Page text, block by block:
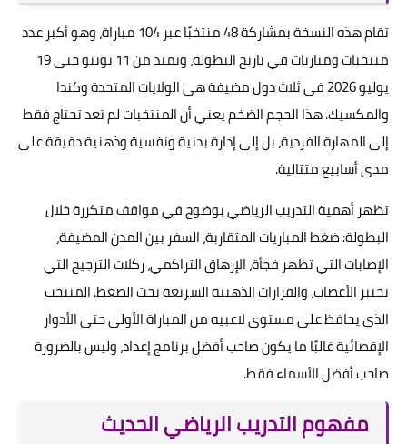
تقام هذه النسخة بمشاركة 48 منتخبًا عبر 104 مباراة، وهو أكبر عدد
منتخبات ومباريات في تاريخ البطولة، وتمتد من 11 يونيو حتى 19
يوليو 2026 في ثلاث دول مضيفة هي الولايات المتحدة وكندا
والمكسيك. هذا الحجم الضخم يعني أن المنتخبات لم تعد تحتاج فقط
إلى المهارة الفردية، بل إلى إدارة بدنية ونفسية وذهنية دقيقة على
مدى أسابيع متتالية.
تظهر أهمية التدريب الرياضي بوضوح في مواقف متكررة خلال
البطولة: ضغط المباريات المتقاربة، السفر بين المدن المضيفة،
الإصابات التي تظهر فجأة، الإرهاق التراكمي، ركلات الترجيح التي
تختبر الأعصاب، والقرارات الذهنية السريعة تحت الضغط. المنتخب
الذي يحافظ على مستوى لاعبيه من المباراة الأولى حتى الأدوار
الإقصائية غالبًا ما يكون صاحب أفضل برنامج إعداد، وليس بالضرورة
صاحب أفضل الأسماء فقط.
مفهوم التدريب الرياضي الحديث